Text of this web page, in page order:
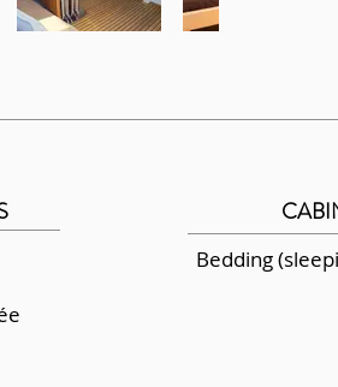
Bedding